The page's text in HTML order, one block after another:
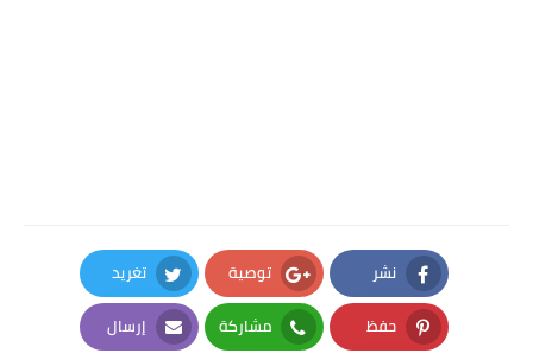
نشر
Facebook
توصية
Google Plus
تغريد
Twitter
حفظ مشاركة إرسال